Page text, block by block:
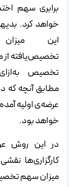
برابری سهم
خواهد کرد.
این
تخصیص‌یافته از
تخصیص
مطابق آنچه که
عرضه‌‌‌‌‌‌‌‌‌‌‌‌‌‌‌‌‌‌‌‌‌‌‌‌‌‌‌‌‌‌‌‌‌‌‌‌‌‌‌‌‌‌‌‌‌‌‌‌‌‌‌‌‌‌‌‌‌ی اولیه
خواهد بود.
در این روش
کارگزاری‌‌‌‌‌‌‌‌‌‌‌‌‌‌‌‌‌‌‌‌‌‌‌‌‌‌‌‌‌‌‌‌‌‌‌‌‌‌‌‌‌‌‌‌‌‌‌‌‌‌‌‌‌‌‌‌‌ها
میزان سهم